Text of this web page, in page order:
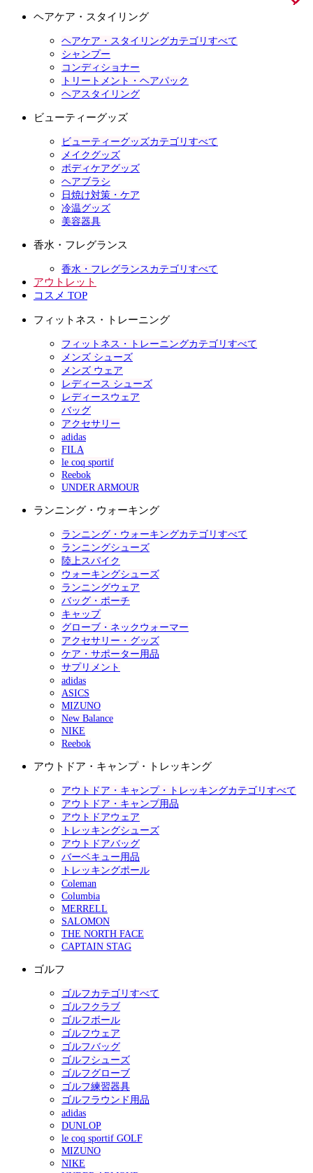
ヘアケア・スタイリング
ヘアケア・スタイリングカテゴリすべて
シャンプー
コンディショナー
トリートメント・ヘアパック
ヘアスタイリング
ビューティーグッズ
ビューティーグッズカテゴリすべて
メイクグッズ
ボディケアグッズ
ヘアブラシ
日焼け対策・ケア
冷温グッズ
美容器具
香水・フレグランス
香水・フレグランスカテゴリすべて
アウトレット
コスメ TOP
フィットネス・トレーニング
フィットネス・トレーニングカテゴリすべて
メンズ シューズ
メンズ ウェア
レディース シューズ
レディースウェア
バッグ
アクセサリー
adidas
FILA
le coq sportif
Reebok
UNDER ARMOUR
ランニング・ウォーキング
ランニング・ウォーキングカテゴリすべて
ランニングシューズ
陸上スパイク
ウォーキングシューズ
ランニングウェア
バッグ・ポーチ
キャップ
グローブ・ネックウォーマー
アクセサリー・グッズ
ケア・サポーター用品
サプリメント
adidas
ASICS
MIZUNO
New Balance
NIKE
Reebok
アウトドア・キャンプ・トレッキング
アウトドア・キャンプ・トレッキングカテゴリすべて
アウトドア・キャンプ用品
アウトドアウェア
トレッキングシューズ
アウトドアバッグ
バーベキュー用品
トレッキングポール
Coleman
Columbia
MERRELL
SALOMON
THE NORTH FACE
CAPTAIN STAG
ゴルフ
ゴルフカテゴリすべて
ゴルフクラブ
ゴルフボール
ゴルフウェア
ゴルフバッグ
ゴルフシューズ
ゴルフグローブ
ゴルフ練習器具
ゴルフラウンド用品
adidas
DUNLOP
le coq sportif GOLF
MIZUNO
NIKE